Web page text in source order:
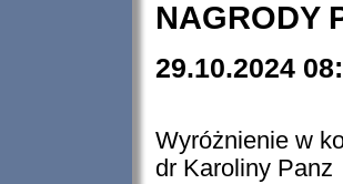
NAGRODY
29.10.2024
Wyróżnienie w
dr Karoliny Panz